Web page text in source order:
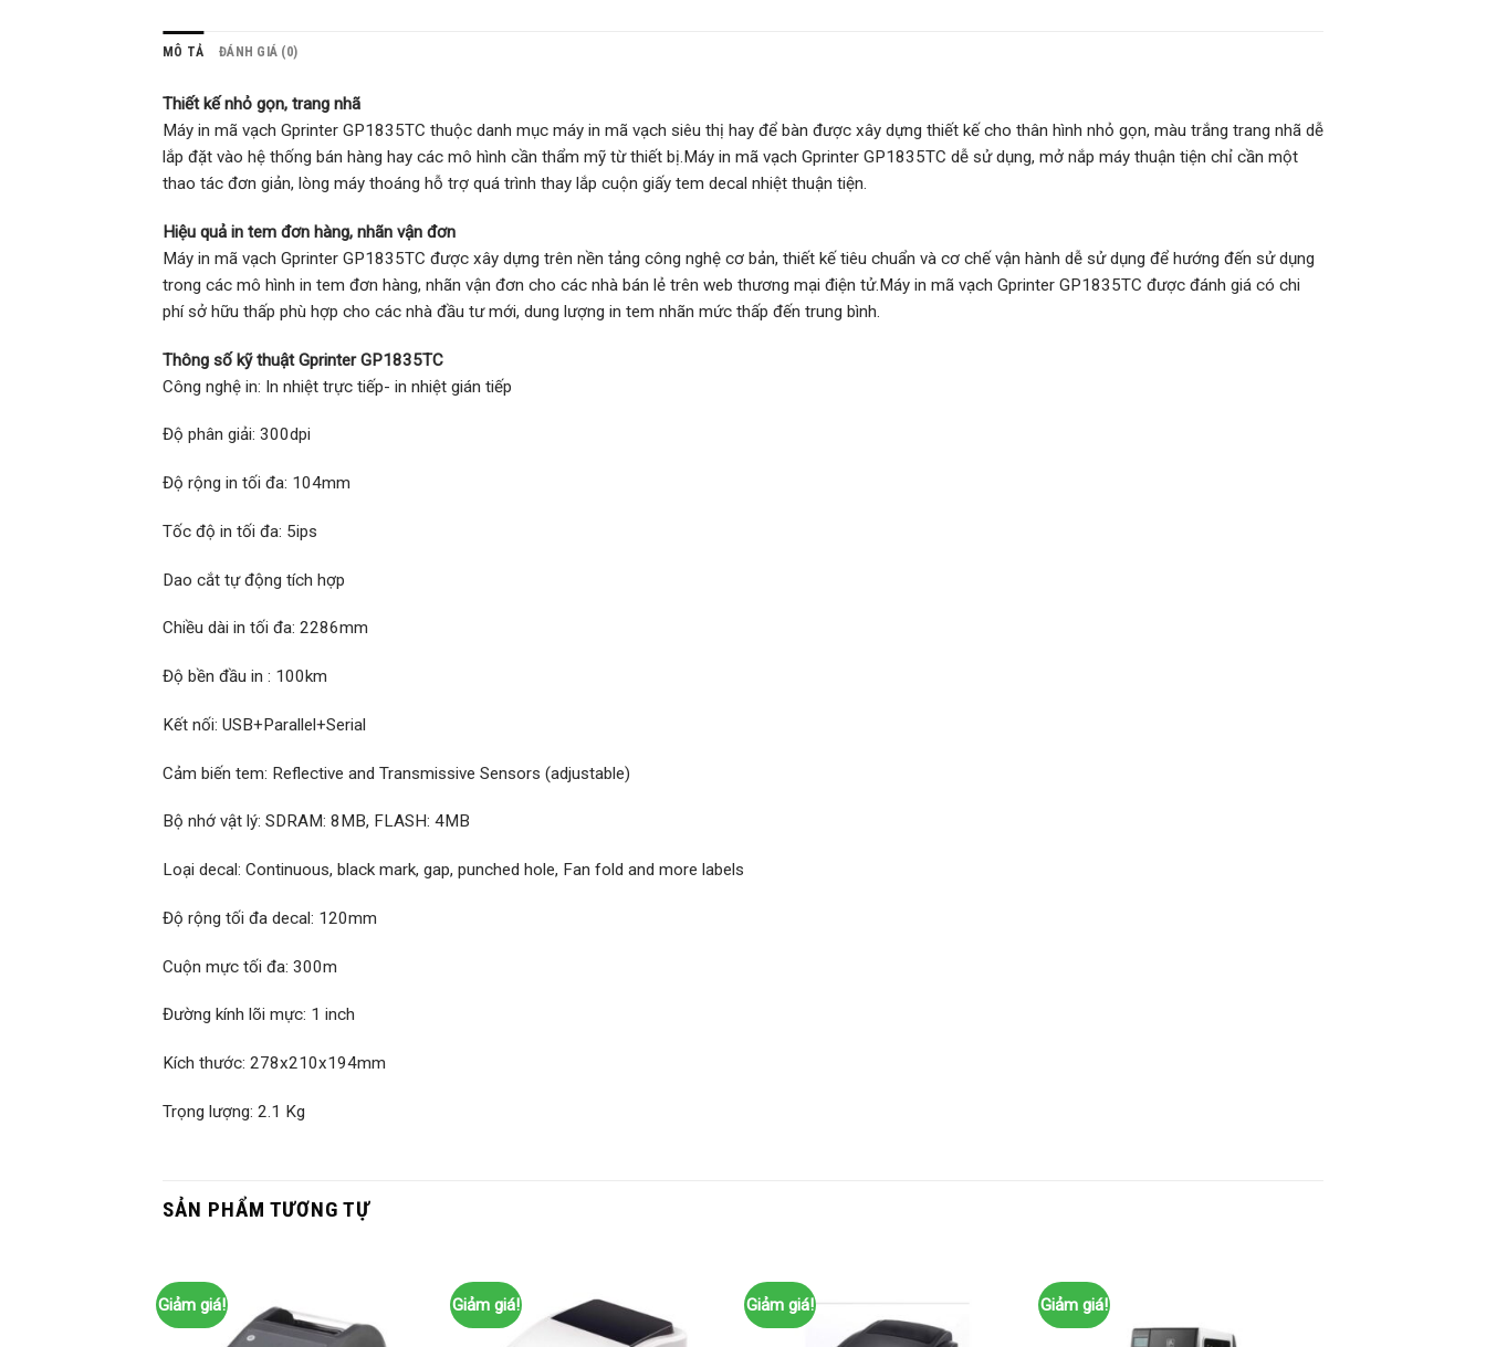
MÔ TẢ ĐÁNH GIÁ (0)
Thiết kế nhỏ gọn, trang nhã
Máy in mã vạch Gprinter GP1835TC thuộc danh mục máy in mã vạch siêu thị hay để bàn được xây dựng thiết kế cho thân hình nhỏ gọn, màu trắng trang nhã dễ
lắp đặt vào hệ thống bán hàng hay các mô hình cần thẩm mỹ từ thiết bị.Máy in mã vạch Gprinter GP1835TC dễ sử dụng, mở nắp máy thuận tiện chỉ cần một
thao tác đơn giản, lòng máy thoáng hỗ trợ quá trình thay lắp cuộn giấy tem decal nhiệt thuận tiện.
Hiệu quả in tem đơn hàng, nhãn vận đơn
Máy in mã vạch Gprinter GP1835TC được xây dựng trên nền tảng công nghệ cơ bản, thiết kế tiêu chuẩn và cơ chế vận hành dễ sử dụng để hướng đến sử dụng
trong các mô hình in tem đơn hàng, nhãn vận đơn cho các nhà bán lẻ trên web thương mại điện tử.Máy in mã vạch Gprinter GP1835TC được đánh giá có chi
phí sở hữu thấp phù hợp cho các nhà đầu tư mới, dung lượng in tem nhãn mức thấp đến trung bình.
Thông số kỹ thuật Gprinter GP1835TC
Công nghệ in: In nhiệt trực tiếp- in nhiệt gián tiếp
Độ phân giải: 300dpi
Độ rộng in tối đa: 104mm
Tốc độ in tối đa: 5ips
Dao cắt tự động tích hợp
Chiều dài in tối đa: 2286mm
Độ bền đầu in : 100km
Kết nối: USB+Parallel+Serial
Cảm biến tem: Reflective and Transmissive Sensors (adjustable)
Bộ nhớ vật lý: SDRAM: 8MB, FLASH: 4MB
Loại decal: Continuous, black mark, gap, punched hole, Fan fold and more labels
Độ rộng tối đa decal: 120mm
Cuộn mực tối đa: 300m
Đường kính lõi mực: 1 inch
Kích thước: 278x210x194mm
Trọng lượng: 2.1 Kg
SẢN PHẨM TƯƠNG TỰ
Giảm giá! Giảm giá! Giảm giá! Giảm giá!